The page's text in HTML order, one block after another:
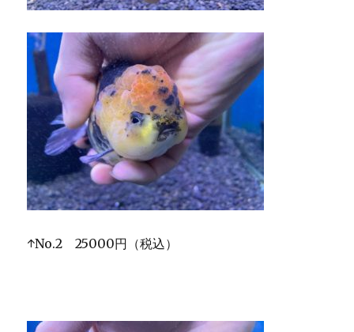
↑No.2 25000円（税込）